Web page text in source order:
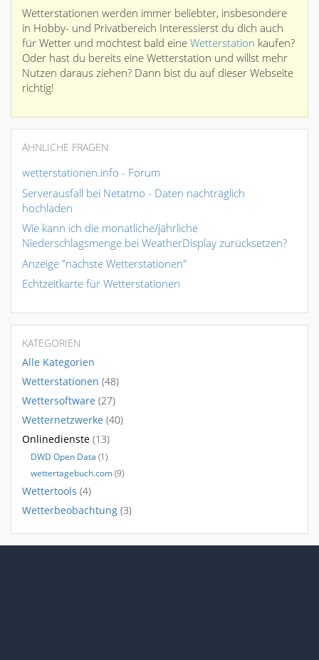
Wetterstationen werden immer beliebter, insbesondere
in Hobby- und Privatbereich Interessierst du dich auch
für Wetter und möchtest bald eine Wetterstation kaufen?
Oder hast du bereits eine Wetterstation und willst mehr
Nutzen daraus ziehen? Dann bist du auf dieser Webseite
richtig!
ÄHNLICHE FRAGEN
wetterstationen.info - Forum
Serverausfall bei Netatmo - Daten nachträglich
hochladen
Wie kann ich die monatliche/jährliche
Niederschlagsmenge bei WeatherDisplay zurücksetzen?
Anzeige "nächste Wetterstationen"
Echtzeitkarte für Wetterstationen
KATEGORIEN
Alle Kategorien
Wetterstationen (48)
Wettersoftware (27)
Wetternetzwerke (40)
Onlinedienste (13)
DWD Open Data (1)
wettertagebuch.com(9)
Wettertools (4)
Wetterbeobachtung (3)